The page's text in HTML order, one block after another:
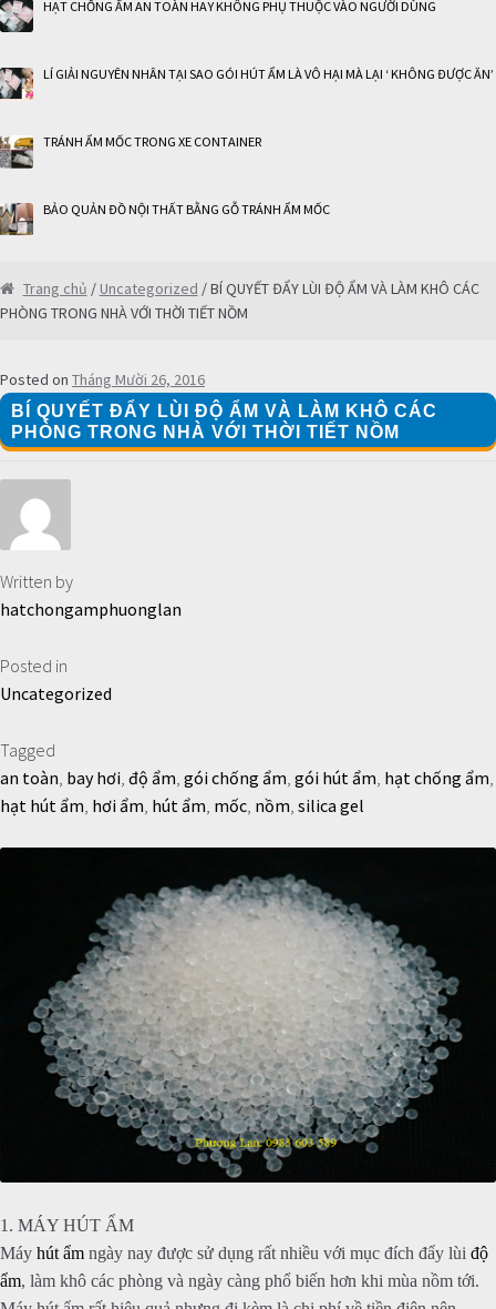
HẠT CHỐNG ẨM AN TOÀN HAY KHÔNG PHỤ THUỘC VÀO NGƯỜI DÙNG
LÍ GIẢI NGUYÊN NHÂN TẠI SAO GÓI HÚT ẨM LÀ VÔ HẠI MÀ LẠI ‘ KHÔNG ĐƯỢC ĂN’
TRÁNH ẨM MỐC TRONG XE CONTAINER
BẢO QUẢN ĐỒ NỘI THẤT BẰNG GỖ TRÁNH ẨM MỐC
Trang chủ / Uncategorized / BÍ QUYẾT ĐẨY LÙI ĐỘ ẨM VÀ LÀM KHÔ CÁC
PHÒNG TRONG NHÀ VỚI THỜI TIẾT NỒM
Posted on Tháng Mười 26, 2016
BÍ QUYẾT ĐẨY LÙI ĐỘ ẨM VÀ LÀM KHÔ CÁC
PHÒNG TRONG NHÀ VỚI THỜI TIẾT NỒM
Written by
hatchongamphuonglan
Posted in
Uncategorized
Tagged
an toàn bay hơi độ ẩm gói chống ẩm gói hút ẩm hạt chống ẩm
hạt hút ẩm hơi ẩm hút ẩm mốc nồm silica gel
1. MÁY HÚT ẨM
Máy hút ẩm ngày nay được sử dụng rất nhiều với mục đích đẩy lùi độ
ẩm, làm khô các phòng và ngày càng phổ biến hơn khi mùa nồm tới.